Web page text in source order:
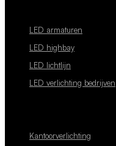
LED armaturen
LED highbay
LED lichtlijn
LED verlichting bedrijven
Kantoorverlichting